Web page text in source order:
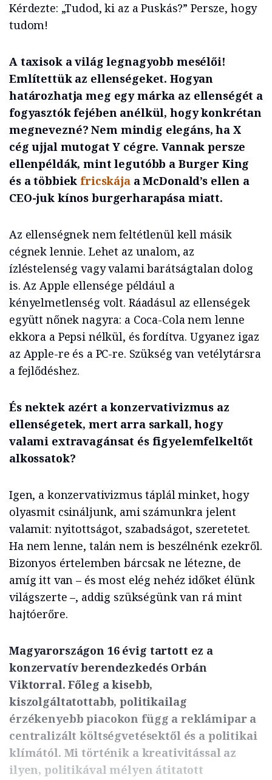
Kérdezte: „Tudod, ki az a Puskás?” Persze, hogy
tudom!
A taxisok a világ legnagyobb mesélői!
Említettük az ellenségeket. Hogyan
határozhatja meg egy márka az ellenségét a
fogyasztók fejében anélkül, hogy konkrétan
megnevezné? Nem mindig elegáns, ha X
cég ujjal mutogat Y cégre. Vannak persze
ellenpéldák, mint legutóbb a Burger King
és a többiek fricskájaa McDonald’s ellen a
CEO-juk kínos burgerharapása miatt.
Az ellenségnek nem feltétlenül kell másik
cégnek lennie. Lehet az unalom, az
ízléstelenség vagy valami barátságtalan dolog
is. Az Apple ellensége például a
kényelmetlenség volt. Ráadásul az ellenségek
együtt nőnek nagyra: a Coca-Cola nem lenne
ekkora a Pepsi nélkül, és fordítva. Ugyanez igaz
az Apple-re és a PC-re. Szükség van vetélytársra
a fejlődéshez.
És nektek azért a konzervativizmus az
ellenségetek, mert arra sarkall, hogy
valami extravagánsat és figyelemfelkeltőt
alkossatok?
Igen, a konzervativizmus táplál minket, hogy
olyasmit csináljunk, ami számunkra jelent
valamit: nyitottságot, szabadságot, szeretetet.
Ha nem lenne, talán nem is beszélnénk ezekről.
Bizonyos értelemben bárcsak ne létezne, de
amíg itt van – és most elég nehéz időket élünk
világszerte –, addig szükségünk van rá mint
hajtóerőre.
Magyarországon 16 évig tartott ez a
konzervatív berendezkedés Orbán
Viktorral. Főleg a kisebb,
kiszolgáltatottabb, politikailag
érzékenyebb piacokon függ a reklámipar a
centralizált költségvetésektől és a politikai
klímától. Mi történik a kreativitással az
ilyen, politikával mélyen átitatott